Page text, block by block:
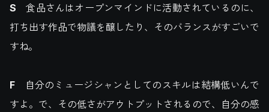
S 食品さんはオープンマインドに活動されているのに、
打ち出す作品で物議を醸したり、そのバランスがすごいで
すね。
F自分のミュージシャンとしてのスキルは結構低いんで
すよ。で、その低さがアウトプットされるので、自分の感